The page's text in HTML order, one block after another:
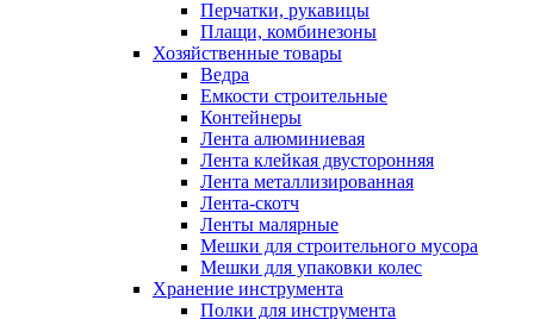
Перчатки, рукавицы
Плащи, комбинезоны
Хозяйственные товары
Ведра
Емкости строительные
Контейнеры
Лента алюминиевая
Лента клейкая двусторонняя
Лента металлизированная
Лента-скотч
Ленты малярные
Мешки для строительного мусора
Мешки для упаковки колес
Хранение инструмента
Полки для инструмента